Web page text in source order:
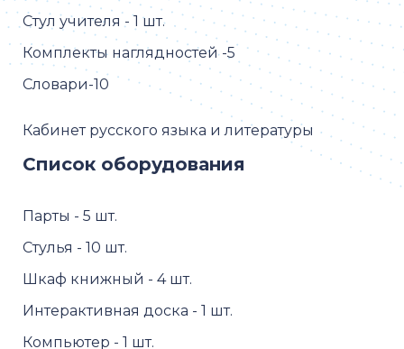
Стул учителя - 1 шт.
Комплекты наглядностей -5
Словари-10
Кабинет русского языка и литературы
Список оборудования
Парты - 5 шт.
Стулья - 10 шт.
Шкаф книжный - 4 шт.
Интерактивная доска - 1 шт.
Компьютер - 1 шт.